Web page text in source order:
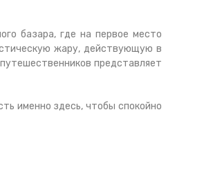
базара, где на первое место
жару, действующую в
представляет
именно здесь, чтобы спокойно